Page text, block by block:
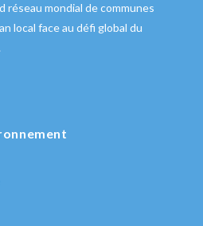
réseau mondial de communes
local face au défi global du